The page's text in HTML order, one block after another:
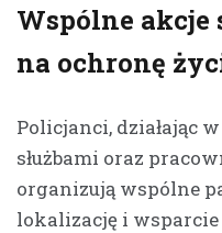
Wspólne akcje
na ochronę
Policjanci, działając
służbami oraz
organizują wspólne
lokalizację i